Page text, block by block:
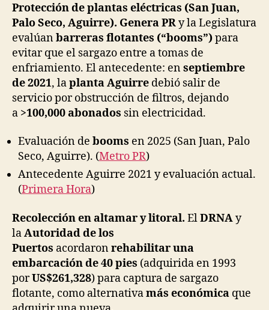
Protección de plantas eléctricas (San Juan,
Palo Seco, Aguirre). Genera PRy la Legislatura
evalúanbarreras flotantes (“booms”)para
evitar que el sargazo entre a tomas de
enfriamiento. El antecedente: enseptiembre
de 2021, laplanta Aguirre debió salir de
servicio por obstrucción de filtros, dejando
a >100,000 abonados sin electricidad.
Evaluación de booms en 2025 (San Juan, Palo
Seco, Aguirre). (Metro PR)
Antecedente Aguirre 2021 y evaluación actual.
(Primera Hora)
Recolección en altamar y litoral. ElDRNAy
laAutoridad de los
Puertos acordaronrehabilitar una
embarcación de 40 pies (adquirida en 1993
porUS$261,328) para captura de sargazo
flotante, como alternativamás económica que